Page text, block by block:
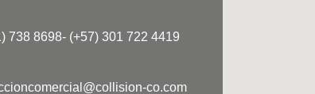
738 8698- (+57) 301 722 4419
co.com